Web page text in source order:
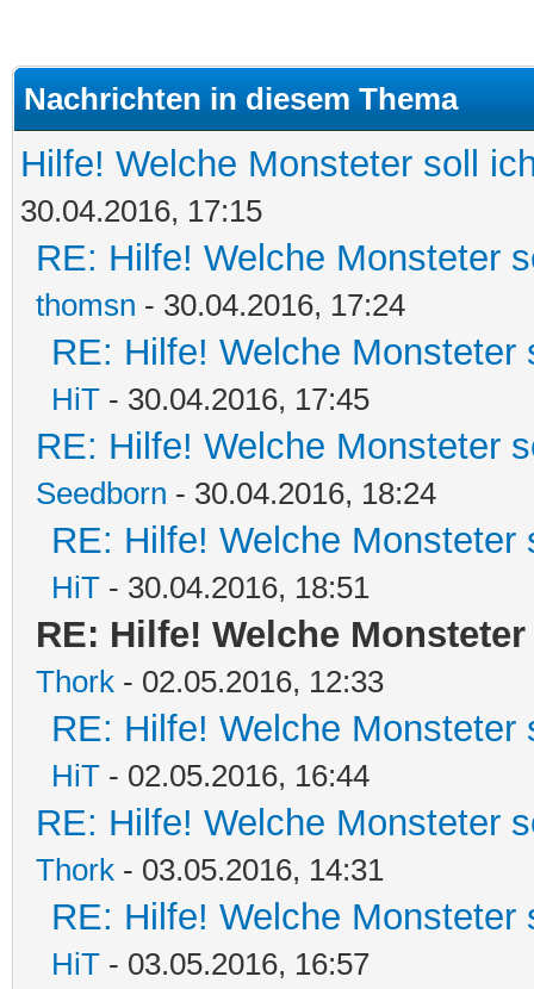
Nachrichten in diesem Thema
Hilfe! Welche Monsteter soll
30.04.2016, 17:15
RE: Hilfe! Welche Monsteter
thomsn - 30.04.2016, 17:24
RE: Hilfe! Welche
HiT - 30.04.2016, 17:45
RE: Hilfe! Welche Monsteter
Seedborn - 30.04.2016, 18:24
RE: Hilfe! Welche
HiT - 30.04.2016, 18:51
RE: Hilfe! Welche
Thork - 02.05.2016, 12:33
RE: Hilfe! Welche
HiT - 02.05.2016, 16:44
RE: Hilfe! Welche Monsteter
Thork - 03.05.2016, 14:31
RE: Hilfe! Welche
HiT - 03.05.2016, 16:57